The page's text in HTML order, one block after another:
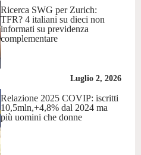
Ricerca SWG per Zurich:
TFR? 4 italiani su dieci non
informati su previdenza
complementare
Luglio 2, 2026
Relazione 2025 COVIP: iscritti
10,5mln,+4,8% dal 2024 ma
più uomini che donne